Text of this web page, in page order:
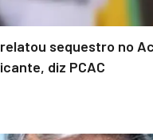
sequestro no
diz PCAC